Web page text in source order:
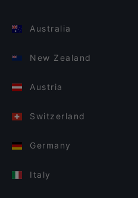
Australia
New Zealand
Austria
Switzerland
Germany
Italy